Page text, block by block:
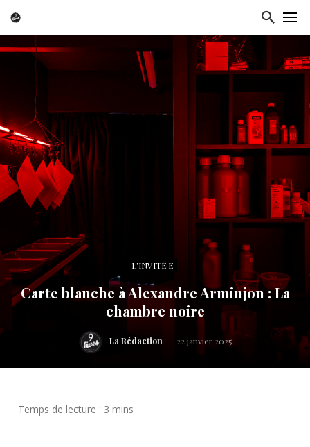
L'INVITÉ·E
Carte blanche à Alexandre Arminjon : La
chambre noire
La Rédaction 22 janvier 2025